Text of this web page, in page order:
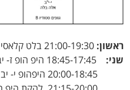
ראשון:21:00-19:30 בלט קלאסי י- יב עדי אמיר גוונים סטודיו B
שני:18:45-17:45 היפ הופ ז- יב` אלה בלה גוונים סטודיו B